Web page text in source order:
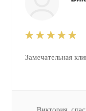
Замечательная